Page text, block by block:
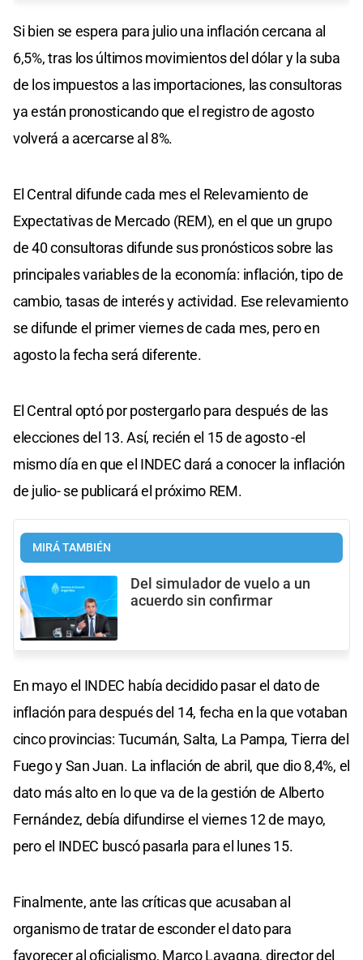
Si bien se espera para julio una inflación cercana al
6,5%, tras los últimos movimientos del dólar y la suba
de los impuestos a las importaciones, las consultoras
ya están pronosticando que el registro de agosto
volverá a acercarse al 8%.
El Central difunde cada mes el Relevamiento de
Expectativas de Mercado (REM), en el que un grupo
de 40 consultoras difunde sus pronósticos sobre las
principales variables de la economía: inflación, tipo de
cambio, tasas de interés y actividad. Ese relevamiento
se difunde el primer viernes de cada mes, pero en
agosto la fecha será diferente.
El Central optó por postergarlo para después de las
elecciones del 13. Así, recién el 15 de agosto -el
mismo día en que el INDEC dará a conocer la inflación
de julio- se publicará el próximo REM.
MIRÁ TAMBIÉN
Del simulador de vuelo a un
acuerdo sin confirmar
En mayo el INDEC había decidido pasar el dato de
inflación para después del 14, fecha en la que votaban
cinco provincias: Tucumán, Salta, La Pampa, Tierra del
Fuego y San Juan. La inflación de abril, que dio 8,4%, el
dato más alto en lo que va de la gestión de Alberto
Fernández, debía difundirse el viernes 12 de mayo,
pero el INDEC buscó pasarla para el lunes 15.
Finalmente, ante las críticas que acusaban al
organismo de tratar de esconder el dato para
favorecer al oficialismo, Marco Lavagna, director del